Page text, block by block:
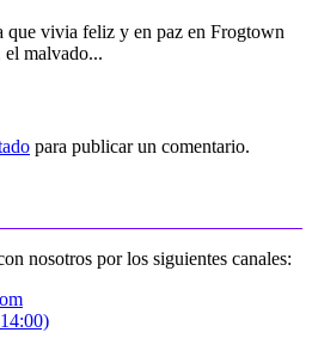
que vivia feliz y en paz en Frogtown
el malvado...
para publicar un comentario.
nosotros por los siguientes canales: